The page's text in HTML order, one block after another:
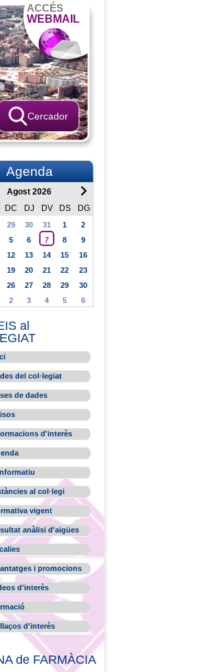
ACCÉS
WEBMAIL
Cercador
Agenda
Agost 2026
DC DJ DV DS DG
29 30 31 1
2
5 6 7 8
9
12 13 14 15
16
19 20 21 22
23
26 27 28 29
30
2 3 4 5 6
al
del col·legiat
de dades
d'interès
al col·legi
vigent
anàlisi d'aigües
i promocions
d'interès
d'interès
de FARMÀCIA